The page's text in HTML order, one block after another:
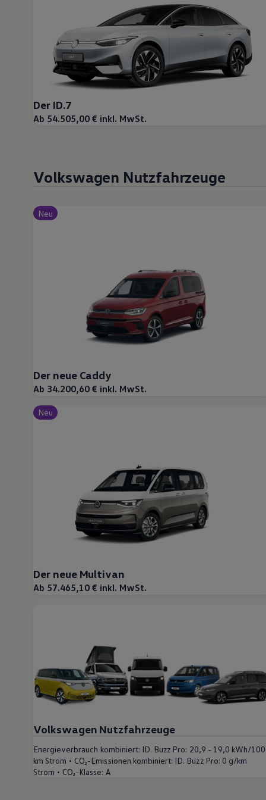
Lifestyle
Transport
Familie
Elektromobilität
Volkswagen R
Pannen- und Unfallhilfe
Volkswagen Kundenbetreuung
Der ID.7
Ab 54.505,00 € inkl. MwSt.
Volkswagen Nutzfahrzeuge
Neu
Der neue Caddy
Ab 34.200,60 € inkl. MwSt.
Neu
Der neue Multivan
Ab 57.465,10 € inkl. MwSt.
Volkswagen Nutzfahrzeuge
Energieverbrauch kombiniert: ID. Buzz Pro: 20,9 - 19,0 kWh/100
km Strom • CO₂-Emissionen kombiniert: ID. Buzz Pro: 0 g/km
Strom • CO₂-Klasse: A